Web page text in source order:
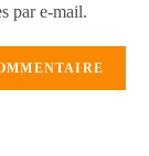
par e-mail.